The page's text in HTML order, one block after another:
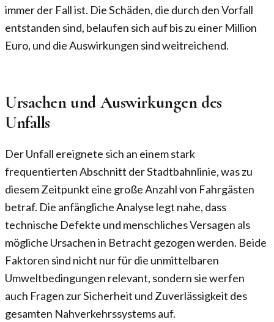
immer der Fall ist. Die Schäden, die durch den Vorfall
entstanden sind, belaufen sich auf bis zu einer Million
Euro, und die Auswirkungen sind weitreichend.
Ursachen und Auswirkungen des
Unfalls
Der Unfall ereignete sich an einem stark
frequentierten Abschnitt der Stadtbahnlinie, was zu
diesem Zeitpunkt eine große Anzahl von Fahrgästen
betraf. Die anfängliche Analyse legt nahe, dass
technische Defekte und menschliches Versagen als
mögliche Ursachen in Betracht gezogen werden. Beide
Faktoren sind nicht nur für die unmittelbaren
Umweltbedingungen relevant, sondern sie werfen
auch Fragen zur Sicherheit und Zuverlässigkeit des
gesamten Nahverkehrssystems auf.